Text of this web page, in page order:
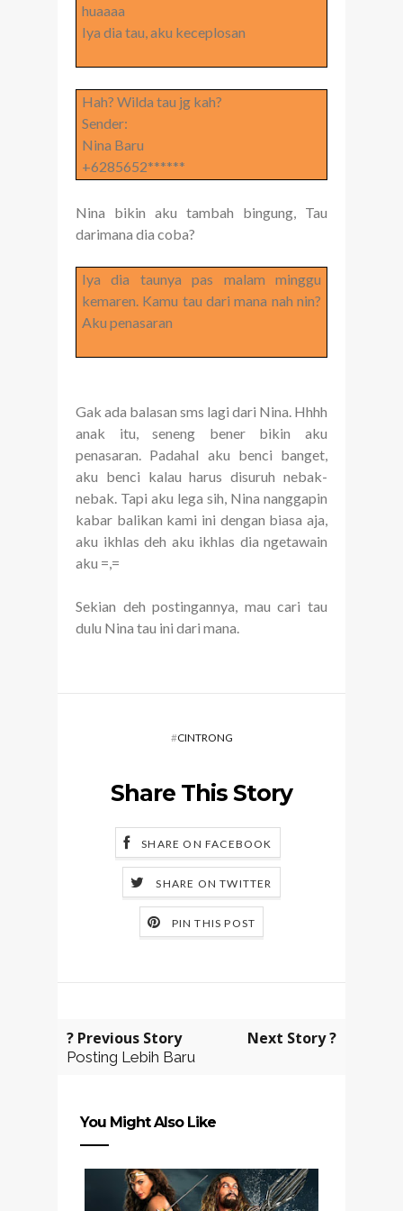
huaaaa
Iya dia tau, aku keceplosan
Hah? Wilda tau jg kah?
Sender:
Nina Baru
+6285652******
Nina bikin aku tambah bingung, Tau
darimana dia coba?
Iya dia taunya pas malam minggu
kemaren. Kamu tau dari mana nah nin?
Aku penasaran
Gak ada balasan sms lagi dari Nina. Hhhh
anak itu, seneng bener bikin aku
penasaran. Padahal aku benci banget,
aku benci kalau harus disuruh nebak-
nebak. Tapi aku lega sih, Nina nanggapin
kabar balikan kami ini dengan biasa aja,
aku ikhlas deh aku ikhlas dia ngetawain
aku =,=
Sekian deh postingannya, mau cari tau
dulu Nina tau ini dari mana.
#CINTRONG
Share This Story
SHARE ON FACEBOOK
SHARE ON TWITTER
PIN THIS POST
? Previous Story
Posting Lebih Baru
Next Story ?
You Might Also Like